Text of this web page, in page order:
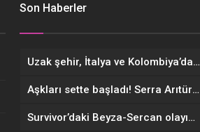
Son Haberler
Uzak şehir, İtalya ve Kolombiya’da zirvede
Aşkları sette başladı! Serra Arıtürk’ten sevgilisi Aytaç Şaşmaz’a romantik kutlama
Survivor’daki Beyza-Sercan olayının perde arkası! İlk kez anlattı